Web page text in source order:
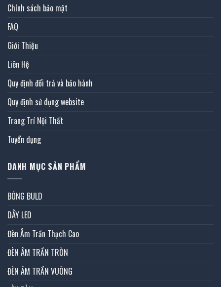
Chính sách bảo mật
FAQ
Giới Thiệu
Liên Hệ
Quy định đổi trả và bảo hành
Quy định sử dụng website
Trang Trí Nội Thất
Tuyển dụng
DANH MỤC SẢN PHẨM
BÓNG BULD
DÂY LED
Đèn Âm Trần Thạch Cao
ĐÈN ÂM TRẦN TRÒN
ĐÈN ÂM TRẦN VUÔNG